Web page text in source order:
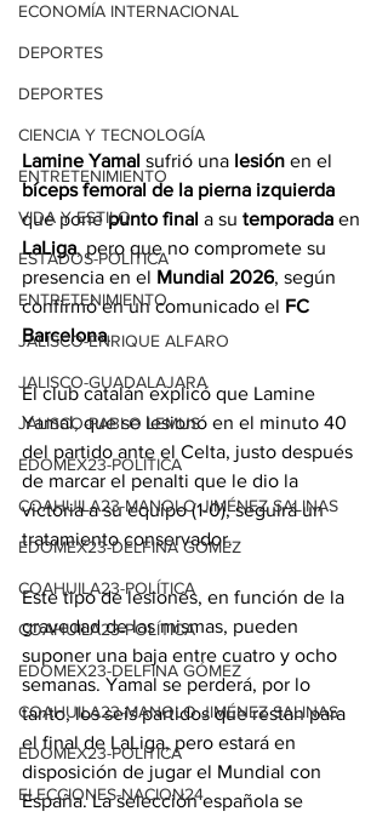
ECONOMÍA INTERNACIONAL
DEPORTES
DEPORTES
CIENCIA Y TECNOLOGÍA
ENTRETENIMIENTO
VIDA Y ESTILO
ESTADOS-POLÍTICA
ENTRETENIMIENTO
JALISCO-ENRIQUE ALFARO
JALISCO-GUADALAJARA
JALISCO-PABLO LEMUS
EDOMEX23-POLÍTICA
COAHUILA23-MANOLO JIMÉNEZ SALINAS
EDOMEX23-DELFINA GÓMEZ
COAHUILA23-POLÍTICA
COAHUILA23-POLÍTICA
EDOMEX23-DELFINA GÓMEZ
COAHUILA23-MANOLO JIMÉNEZ SALINAS
EDOMEX23-POLÍTICA
ELECCIONES-NACION24
Lamine Yamal sufrió una lesión en el
bíceps femoral de la pierna izquierda
que pone punto final a su temporada en
LaLiga, pero que no compromete su
presencia en el Mundial 2026, según
confirmó en un comunicado el FC
Barcelona.
El club catalán explicó que Lamine
Yamal, que se lesionó en el minuto 40
del partido ante el Celta, justo después
de marcar el penalti que le dio la
victoria a su equipo (1-0), seguirá un
tratamiento conservador.
Este tipo de lesiones, en función de la
gravedad de las mismas, pueden
suponer una baja entre cuatro y ocho
semanas. Yamal se perderá, por lo
tanto, los seis partidos que restan para
el final de LaLiga, pero estará en
disposición de jugar el Mundial con
España. La selección española se